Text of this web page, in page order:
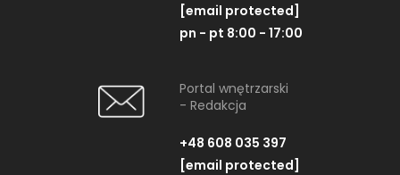
[email protected]
pn - pt 8:00 - 17:00
Portal wnętrzarski
- Redakcja
+48 608 035 397
[email protected]